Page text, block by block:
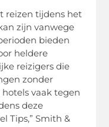
reizen tijdens het
zijn vanwege
bieden
heldere
reizigers die
zonder
vaak tegen
deze
Tips,” Smith &